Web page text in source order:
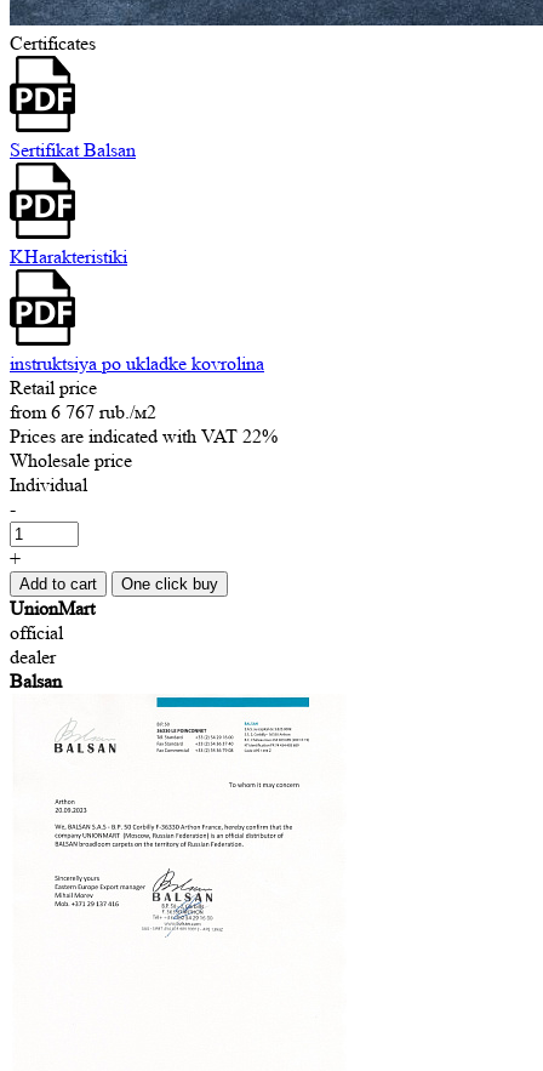
Certificates
Sertifikat Balsan
KHarakteristiki
instruktsiya po ukladke kovrolina
Retail price
from6 767 rub./м2
Prices are indicated with VAT 22%
Wholesale price
Individual
-
+
Add to cart One click buy
UnionMart
official
dealer
Balsan